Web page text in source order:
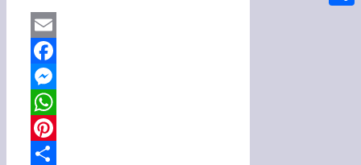
Email
Facebook
Messenger
WhatsApp
Pinterest